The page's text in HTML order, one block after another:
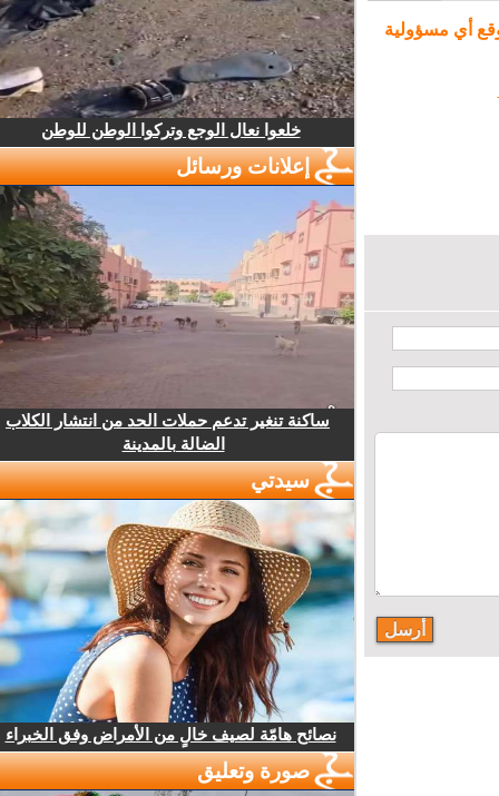
أي مسؤولية
خلعوا نعال الوجع وتركوا الوطن للوطن
إعلانات ورسائل
ساكنة تنغير تدعم حملات الحد من انتشار الكلاب
الضالة بالمدينة
سيدتي
نصائح هامّة لصيف خالٍ من الأمراض وفق الخبراء
صورة وتعليق